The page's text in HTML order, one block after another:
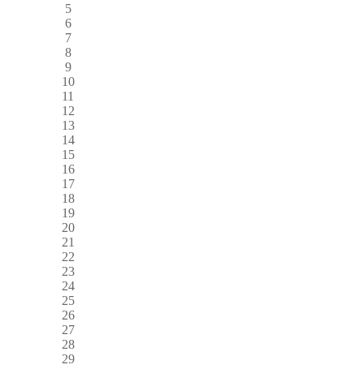
5
6
7
8
9
10
11
12
13
14
15
16
17
18
19
20
21
22
23
24
25
26
27
28
29